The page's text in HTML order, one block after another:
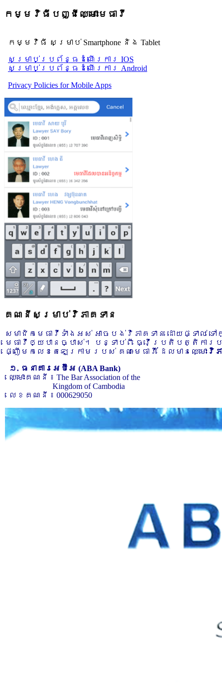
កម្មវិធីបញ្ជីឈ្មោះមេធាវី
កម្មវិធី សម្រាប់ Smartphone និង Tablet
សម្រាប់​ប្រព័ន្ធដំណើរការ IOS
សម្រាប់​ប្រព័ន្ធដំណើរការ Android
Privacy Policies for Mobile Apps
គណនីសម្រាប់វិភាគទាន
សមាជិកមេធាវីទាំងអស់ អាចបង់វិភាគទាន ដោយផ្ទាល់
មេធាវីឲ្យបានច្បាស់។ បន្ទាប់ពី ធ្វើប្រតិបត្តិកា
ផ្ញើមកលេខតេឡេក្រាមរបស់ គណៈមេធាវី ដែលមានឈ្មោះ វិភ
១. ធនាគារអេប៊ីអេ (ABA Bank)
ឈ្មោះគណនី ៖ The Bar Association of the
Kingdom of Cambodia
លេខគណនី ៖ 000629050